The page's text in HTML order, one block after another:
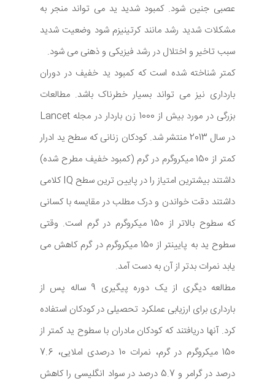
عصبی جنین شود. کمبود شدید ید می تواند منجر به
مشکلات شدید رشد مانند کرتینیزم شود وضعیت شدید
سبب تاخیر و اختلال در رشد فیزیکی و ذهنی می شود.
کمتر شناخته شده است که کمبود ید خفیف در دوران
بارداری نیز می تواند بسیار خطرناک باشد. مطالعات
بزرگی در مورد بیش از 1000 زن باردار در مجله Lancet
در سال 2013 منتشر شد. کودکان زنانی که سطح ید ادرار
کمتر از 150 میکروگرم در گرم (کمبود خفیف مطرح شده)
داشتند بیشترین امتیاز را در پایین ترین سطح IQ کلامی
داشتند دقت خواندن و درک مطلب در مقایسه با کسانی
که سطوح بالاتر از 150 میکروگرم در گرم است. وقتی
سطوح ید به پایینتر از 150 میکروگرم در گرم کاهش می
یابد نمرات بدتر از آن به دست آمد.
مطالعه دیگری از یک دوره پیگیری 9 ساله پس از
بارداری برای ارزیابی عملکرد تحصیلی در کودکان استفاده
کرد. آنها دریافتند که کودکان مادران با سطوح ید کمتر از
150 میکروگرم در گرم، نمرات 10 درصدی املایی، 7.6
درصد در گرامر و 5.7 درصد در سواد انگلیسی را کاهش